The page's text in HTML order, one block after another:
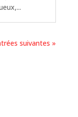
suivantes »